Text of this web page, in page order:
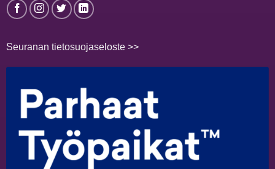
Seuranan tietosuojaseloste >>